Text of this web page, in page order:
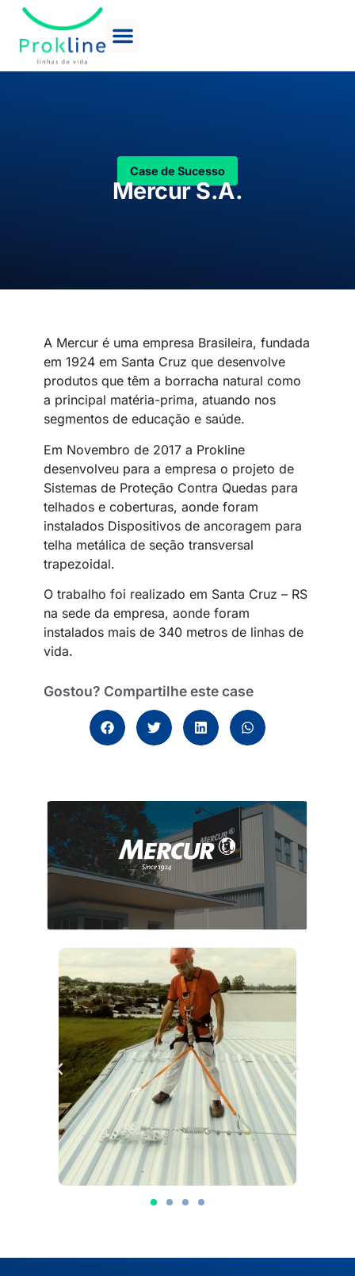
Case de Sucesso
Mercur S.A.
A Mercur é uma empresa Brasileira, fundada
em 1924 em Santa Cruz que desenvolve
produtos que têm a borracha natural como
a principal matéria-prima, atuando nos
segmentos de educação e saúde.
Em Novembro de 2017 a Prokline
desenvolveu para a empresa o projeto de
Sistemas de Proteção Contra Quedas para
telhados e coberturas, aonde foram
instalados Dispositivos de ancoragem para
telha metálica de seção transversal
trapezoidal.
O trabalho foi realizado em Santa Cruz – RS
na sede da empresa, aonde foram
instalados mais de 340 metros de linhas de
vida.
Gostou? Compartilhe este case